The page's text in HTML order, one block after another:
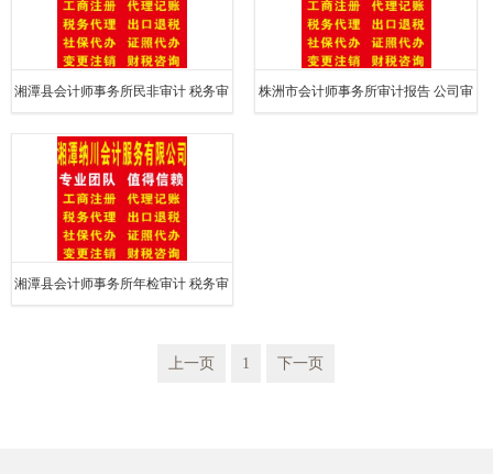
湘潭县会计师事务所民非审计 税务审
计
株洲市会计师事务所审计报告 公司审
湘潭县会计师事务所年检审计 税务审
上一页 1 下一页